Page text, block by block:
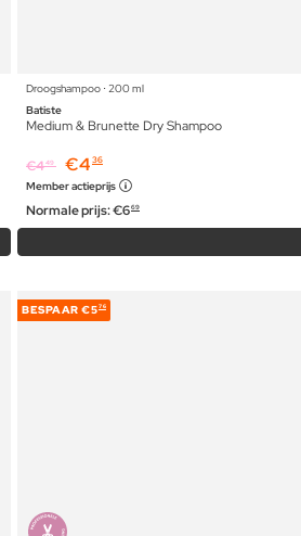
Droogshampoo ⋅ 200 ml
Batiste
Medium & Brunette Dry Shampoo
€449 €4 36
Member actieprijs
Normale prijs:€669
BESPAAR €576